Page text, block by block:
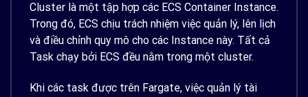
Cluster là một tập hợp các ECS Container Instance.
Trong đó, ECS chịu trách nhiệm việc quản lý, lên lịch
và điều chỉnh quy mô cho các Instance này. Tất cả
Task chạy bởi ECS đều nằm trong một cluster.
Khi các task được trên Fargate, việc quản lý tài